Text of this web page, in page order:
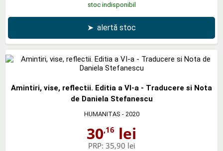
stoc indisponibil
➤ alertă stoc
Amintiri, vise, reflectii. Editia a VI-a - Traducere si Nota
de Daniela Stefanescu
HUMANITAS - 2020
30,16 lei
PRP: 35,90 lei